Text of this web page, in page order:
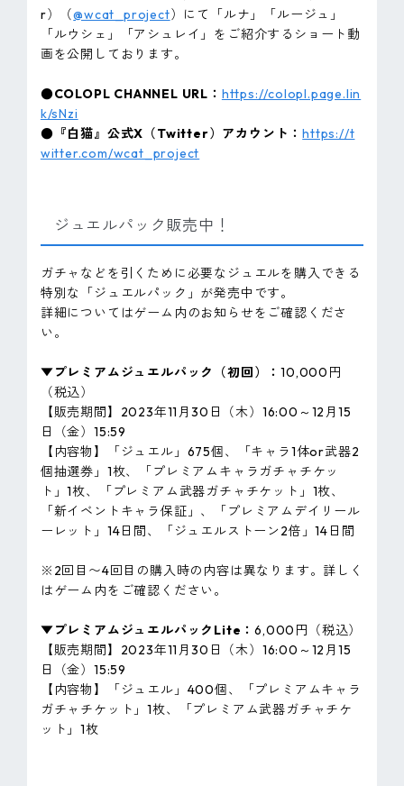
r）（@wcat_project）にて「ルナ」「ルージュ」
「ルウシェ」「アシュレイ」をご紹介するショート動
画を公開しております。
●COLOPL CHANNEL URL： https://colopl.page.lin
k/sNzi
●『白猫』公式X（Twitter）アカウント：https://t
witter.com/wcat_project
ジュエルパック販売中！
ガチャなどを引くために必要なジュエルを購入できる
特別な「ジュエルパック」が発売中です。
詳細についてはゲーム内のお知らせをご確認くださ
い。
▼プレミアムジュエルパック（初回）：10,000円
（税込）
【販売期間】2023年11月30日（木）16:00～12月15
日（金）15:59
【内容物】「ジュエル」675個、「キャラ1体or武器2
個抽選券」1枚、「プレミアムキャラガチャチケッ
ト」1枚、「プレミアム武器ガチャチケット」1枚、
「新イベントキャラ保証」、「プレミアムデイリール
ーレット」14日間、「ジュエルストーン2倍」14日間
※2回目〜4回目の購入時の内容は異なります。詳しく
はゲーム内をご確認ください。
▼プレミアムジュエルパックLite：6,000円（税込）
【販売期間】2023年11月30日（木）16:00～12月15
日（金）15:59
【内容物】「ジュエル」400個、「プレミアムキャラ
ガチャチケット」1枚、「プレミアム武器ガチャチケ
ット」1枚